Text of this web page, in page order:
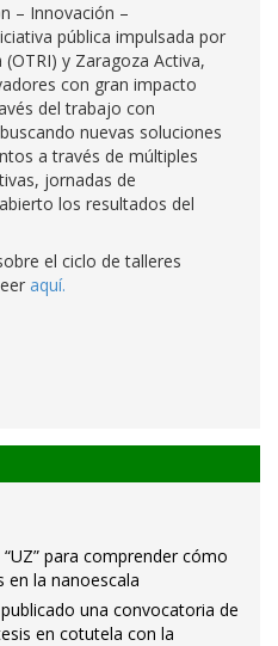
– Innovación –
pública impulsada por
y Zaragoza Activa,
con gran impacto
del trabajo con
nuevas soluciones
a través de múltiples
jornadas de
los resultados del
el ciclo de talleres
aquí.
para comprender cómo
en la nanoescala
una convocatoria de
en cotutela con la